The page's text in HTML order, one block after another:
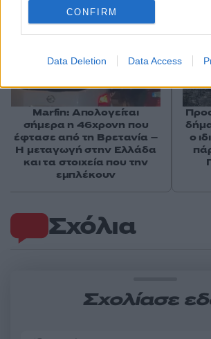
CONFIRM
Data Deletion Data Access
Σχόλια
Σχολίασε
Marfin: Απολογείται
σήμερα η 46χρονη που
έφτασε από τη Βρετανία –
Η μεταγωγή στην Ελλάδα
και τα στοιχεία που την
εμπλέκουν
ο